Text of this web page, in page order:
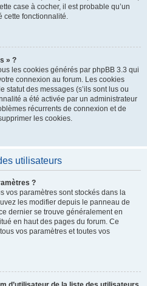
case à cocher, il est probable qu’un
cette fonctionnalité.
» ?
les cookies générés par phpBB 3.3 qui
connexion au forum. Les cookies
statut des messages (s’ils sont lus ou
a été activée par un administrateur
récurrents de connexion et de
les cookies.
utilisateurs
?
vos paramètres sont stockés dans la
les modifier depuis le panneau de
dernier se trouve généralement en
en haut des pages du forum. Ce
vos paramètres et toutes vos